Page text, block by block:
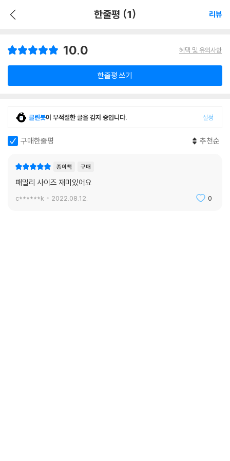
한줄평 (1) 리뷰
10.0 혜택 및 유의사항
한줄평 쓰기
클린봇이 부적절한 글을 감지 중입니다. 설정
구매한줄평 추천순
종이책 구매
패밀리 사이즈 재미있어요
c******k 2022.08.12. 0